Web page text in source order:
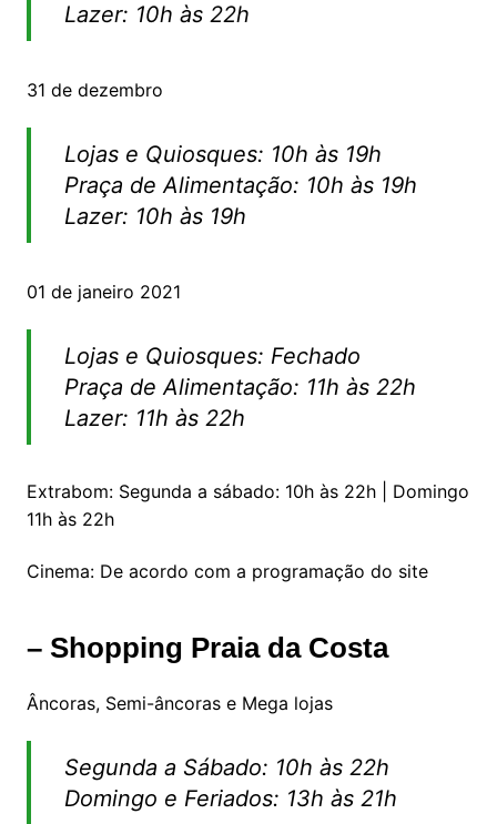
Lazer: 10h às 22h
31 de dezembro
Lojas e Quiosques: 10h às 19h
Praça de Alimentação: 10h às 19h
Lazer: 10h às 19h
01 de janeiro 2021
Lojas e Quiosques: Fechado
Praça de Alimentação: 11h às 22h
Lazer: 11h às 22h
Extrabom: Segunda a sábado: 10h às 22h | Domingo
11h às 22h
Cinema: De acordo com a programação do site
– Shopping Praia da Costa
Âncoras, Semi-âncoras e Mega lojas
Segunda a Sábado: 10h às 22h
Domingo e Feriados: 13h às 21h